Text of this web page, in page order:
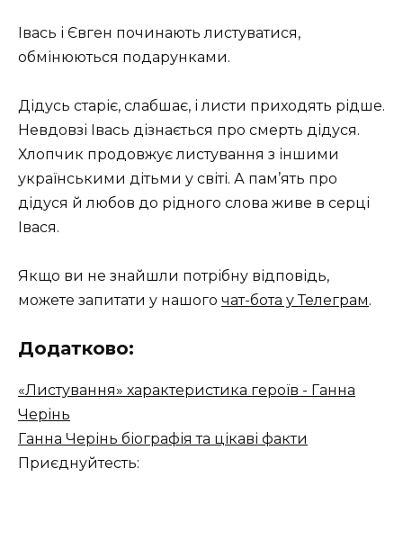
Івась і Євген починають листуватися,
обмінюються подарунками.
Дідусь старіє, слабшає, і листи приходять рідше.
Невдовзі Івась дізнається про смерть дідуся.
Хлопчик продовжує листування з іншими
українськими дітьми у світі. А пам’ять про
дідуся й любов до рідного слова живе в серці
Івася.
Якщо ви не знайшли потрібну відповідь,
можете запитати у нашого чат-бота у Телеграм.
Додатково:
«Листування» характеристика героїв - Ганна
Черінь
Ганна Черінь біографія та цікаві факти
Приєднуйтесть: